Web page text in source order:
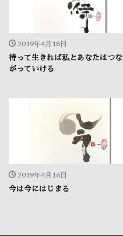
2019年4月18日
待って生きれば私とあなたはつな
がっていける
2019年4月16日
今は今にはじまる